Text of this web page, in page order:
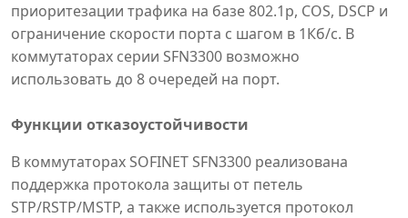
приоритезации трафика на базе 802.1p, COS, DSCP и
ограничение скорости порта с шагом в 1Кб/с. В
коммутаторах серии SFN3300 возможно
использовать до 8 очередей на порт.
Функции отказоустойчивости
В коммутаторах SOFINET SFN3300 реализована
поддержка протокола защиты от петель
STP/RSTP/MSTP, а также используется протокол